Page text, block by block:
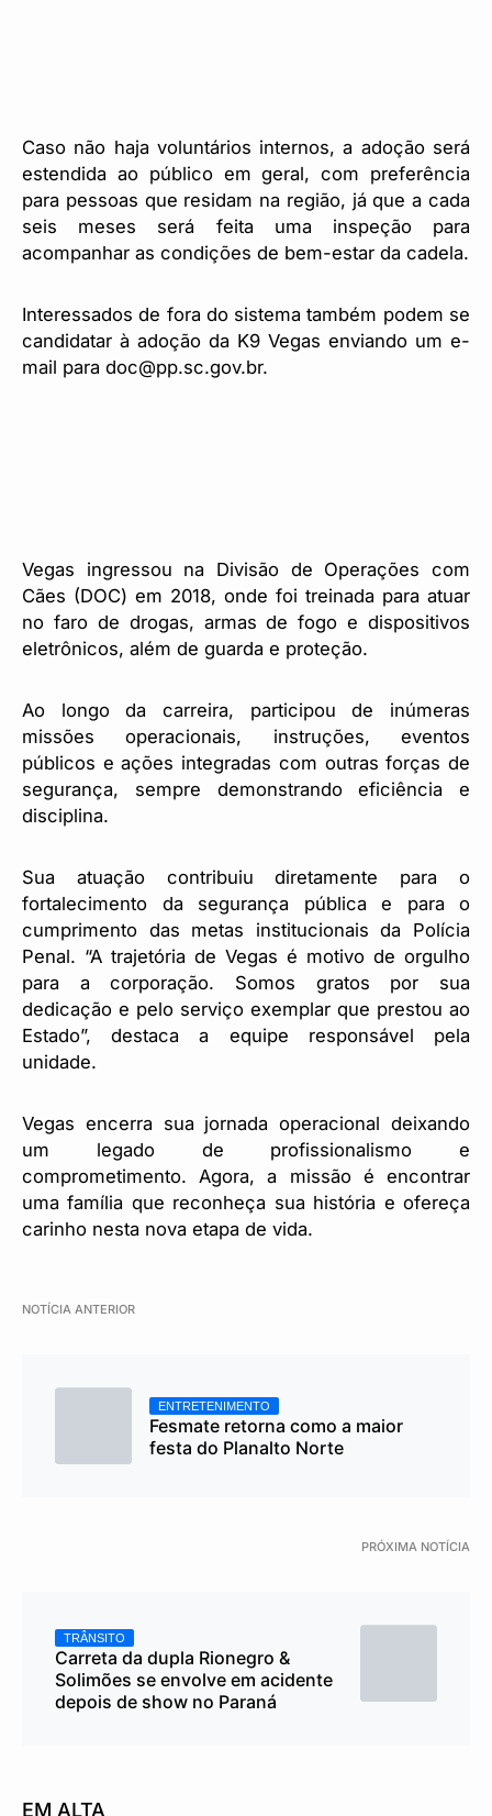
Caso não haja voluntários internos, a adoção será
estendida ao público em geral, com preferência
para pessoas que residam na região, já que a cada
seis meses será feita uma inspeção para
acompanhar as condições de bem-estar da cadela.
Interessados de fora do sistema também podem se
candidatar à adoção da K9 Vegas enviando um e-
mail para doc@pp.sc.gov.br.
Vegas ingressou na Divisão de Operações com
Cães (DOC) em 2018, onde foi treinada para atuar
no faro de drogas, armas de fogo e dispositivos
eletrônicos, além de guarda e proteção.
Ao longo da carreira, participou de inúmeras
missões operacionais, instruções, eventos
públicos e ações integradas com outras forças de
segurança, sempre demonstrando eficiência e
disciplina.
Sua atuação contribuiu diretamente para o
fortalecimento da segurança pública e para o
cumprimento das metas institucionais da Polícia
Penal. “A trajetória de Vegas é motivo de orgulho
para a corporação. Somos gratos por sua
dedicação e pelo serviço exemplar que prestou ao
Estado”, destaca a equipe responsável pela
unidade.
Vegas encerra sua jornada operacional deixando
um legado de profissionalismo e
comprometimento. Agora, a missão é encontrar
uma família que reconheça sua história e ofereça
carinho nesta nova etapa de vida.
NOTÍCIA ANTERIOR
ENTRETENIMENTO
Fesmate retorna como a maior
festa do Planalto Norte
PRÓXIMA NOTÍCIA
TRÂNSITO
Carreta da dupla Rionegro &
Solimões se envolve em acidente
depois de show no Paraná
EM ALTA